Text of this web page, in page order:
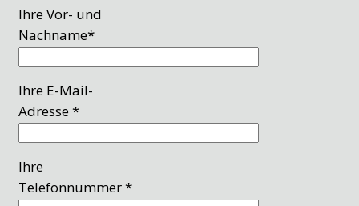
Ihre Vor- und
Nachname*
Ihre E-Mail-
Adresse *
Ihre
Telefonnummer *